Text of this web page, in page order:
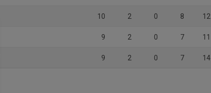
10 2 0 8 12
9 2 0 7 11
9 2 0 7 14